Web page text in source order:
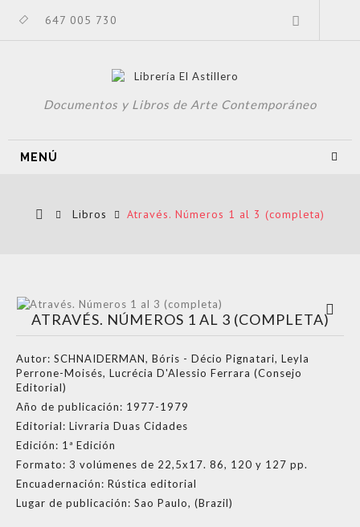
647 005 730
Documentos y Libros de Arte Contemporáneo
MENÚ
Libros Através. Números 1 al 3 (completa)
ATRAVÉS. NÚMEROS 1 AL 3 (COMPLETA)
Autor: SCHNAIDERMAN, Bóris - Décio Pignatari, Leyla
Perrone-Moisés, Lucrécia D'Alessio Ferrara (Consejo
Editorial)
Año de publicación: 1977-1979
Editorial: Livraria Duas Cidades
Edición: 1ª Edición
Formato: 3 volúmenes de 22,5x17. 86, 120 y 127 pp.
Encuadernación: Rústica editorial
Lugar de publicación: Sao Paulo, (Brazil)